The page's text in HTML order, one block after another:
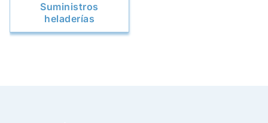
Suministros
heladerías